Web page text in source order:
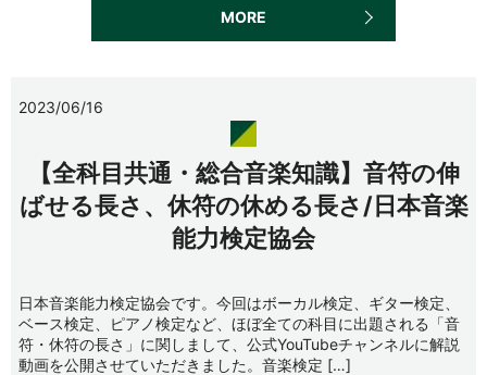
MORE
2023/06/16
【全科目共通・総合音楽知識】音符の伸
ばせる長さ、休符の休める長さ/日本音楽
能力検定協会
日本音楽能力検定協会です。今回はボーカル検定、ギター検定、
ベース検定、ピアノ検定など、ほぼ全ての科目に出題される「音
符・休符の長さ」に関しまして、公式YouTubeチャンネルに解説
動画を公開させていただきました。音楽検定 […]